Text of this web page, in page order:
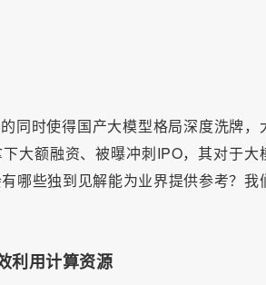
同时使得国产大模型格局深度洗牌，
大额融资、被曝冲刺IPO，其对于大
哪些独到见解能为业界提供参考？我
利用计算资源